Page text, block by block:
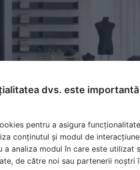
dvs. este importantă
pentru a asigura
conținutul și modul de
analiza modul în care este utilizat
de către noi sau partenerii noștri